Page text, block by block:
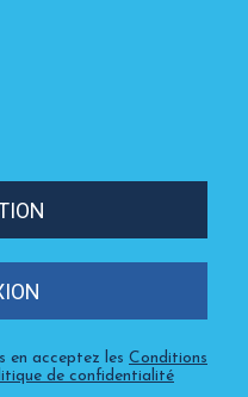
en acceptez les Conditions
de confidentialité